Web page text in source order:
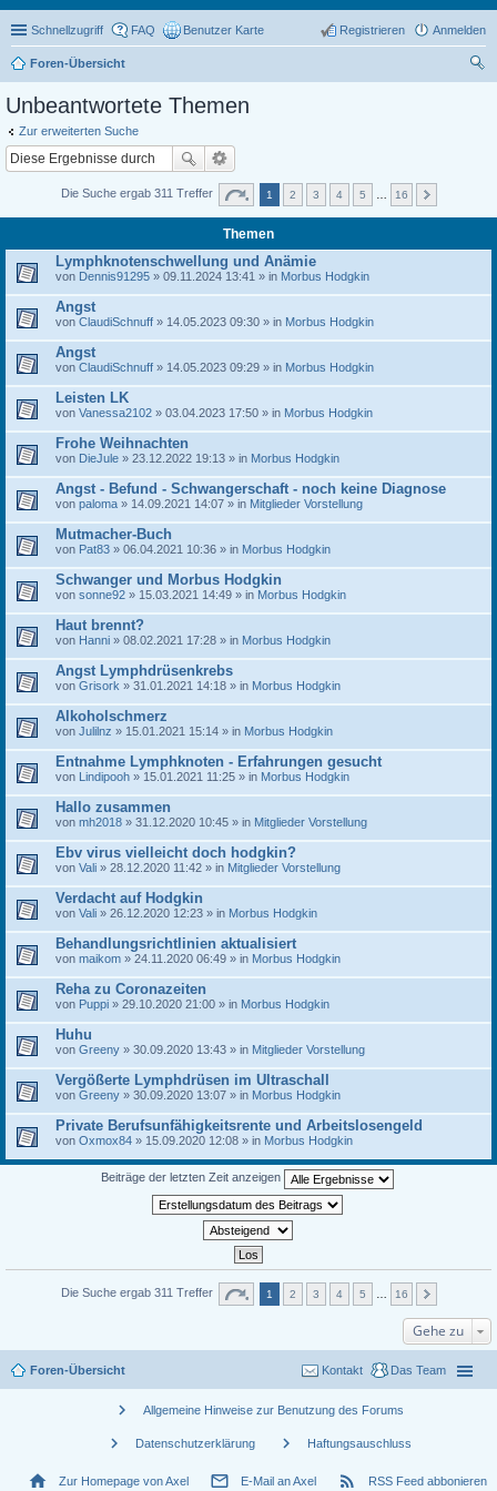
Schnellzugriff FAQ Benutzer Karte Anmelden
Registrieren
Foren-Übersicht
Unbeantwortete Themen
Zur erweiterten Suche
Die Suche ergab 311 Treffer 1 2 3 4 5 16
Themen
Lymphknotenschwellung und Anämie
von Dennis91295 » 09.11.2024 13:41 » in Morbus Hodgkin
Angst
von ClaudiSchnuff » 14.05.2023 09:30 » in Morbus Hodgkin
Angst
von ClaudiSchnuff » 14.05.2023 09:29 » in Morbus Hodgkin
Leisten LK
von Vanessa2102 » 03.04.2023 17:50 » in Morbus Hodgkin
Frohe Weihnachten
von DieJule » 23.12.2022 19:13 » in Morbus Hodgkin
Angst - Befund - Schwangerschaft - noch keine Diagnose
von paloma » 14.09.2021 14:07 » in Mitglieder Vorstellung
Mutmacher-Buch
von Pat83 » 06.04.2021 10:36 » in Morbus Hodgkin
Schwanger und Morbus Hodgkin
von sonne92 » 15.03.2021 14:49 » in Morbus Hodgkin
Haut brennt?
von Hanni » 08.02.2021 17:28 » in Morbus Hodgkin
Angst Lymphdrüsenkrebs
von Grisork » 31.01.2021 14:18 » in Morbus Hodgkin
Alkoholschmerz
von Julilnz » 15.01.2021 15:14 » in Morbus Hodgkin
Entnahme Lymphknoten - Erfahrungen gesucht
von Lindipooh » 15.01.2021 11:25 » in Morbus Hodgkin
Hallo zusammen
von mh2018 » 31.12.2020 10:45 » in Mitglieder Vorstellung
Ebv virus vielleicht doch hodgkin?
von Vali » 28.12.2020 11:42 » in Mitglieder Vorstellung
Verdacht auf Hodgkin
von Vali » 26.12.2020 12:23 » in Morbus Hodgkin
Behandlungsrichtlinien aktualisiert
von maikom » 24.11.2020 06:49 » in Morbus Hodgkin
Reha zu Coronazeiten
von Puppi » 29.10.2020 21:00 » in Morbus Hodgkin
Huhu
von Greeny » 30.09.2020 13:43 » in Mitglieder Vorstellung
Vergößerte Lymphdrüsen im Ultraschall
von Greeny » 30.09.2020 13:07 » in Morbus Hodgkin
Private Berufsunfähigkeitsrente und Arbeitslosengeld
von Oxmox84 » 15.09.2020 12:08 » in Morbus Hodgkin
Beiträge der letzten Zeit anzeigen
Die Suche ergab 311 Treffer 1 2 3 4 5 16
Gehe zu
Foren-Übersicht Das Team
Kontakt
chevron_right Allgemeine Hinweise zur Benutzung des Forums
chevron_right Datenschutzerklärung chevron_right Haftungsauschluss
home Zur Homepage von Axel mail_outline E-Mail an Axel rss_feed RSS Feed abbonieren